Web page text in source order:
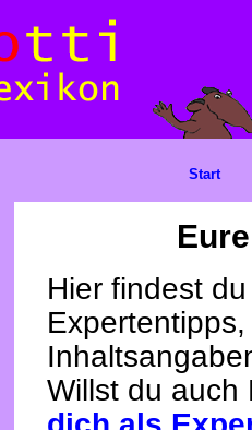
Hier findest
Willst du
Start